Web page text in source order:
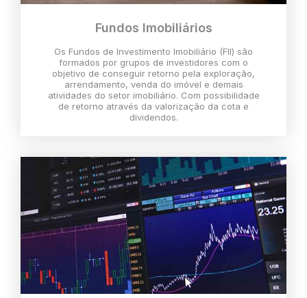
Fundos Imobiliários
Os Fundos de Investimento Imobiliário (FII) são
formados por grupos de investidores com o
objetivo de conseguir retorno pela exploração,
arrendamento, venda do imóvel e demais
atividades do setor imobiliário. Com possibilidade
de retorno através da valorização da cota e
dividendos.